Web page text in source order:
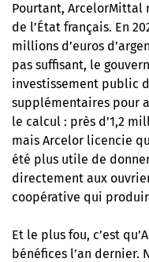
Pourtant, ArcelorMittal
de l’État français. En
millions d’euros
pas suffisant, le
investissement public
supplémentaires pour
le calcul : près d’1,2
mais Arcelor licencie
été plus utile de
directement aux
coopérative qui
Et le plus fou, c’est
bénéfices l’an dernier.